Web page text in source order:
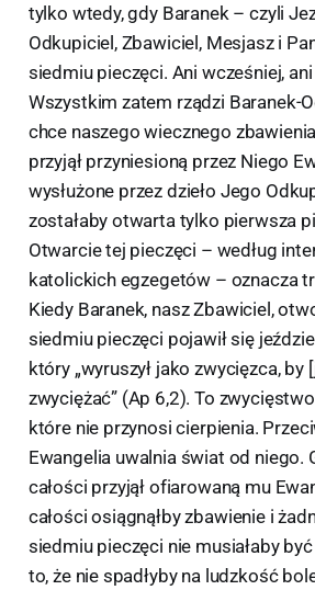
tylko wtedy, gdy Baranek – czyli
Odkupiciel, Zbawiciel, Mesjasz i
siedmiu pieczęci. Ani wcześniej,
Wszystkim zatem rządzi Baranek-
chce naszego wiecznego
przyjął przyniesioną przez Niego
wysłużone przez dzieło Jego
zostałaby otwarta tylko pierwsza
Otwarcie tej pieczęci – według
katolickich egzegetów – oznacza
Kiedy Baranek, nasz Zbawiciel,
siedmiu pieczęci pojawił się
który „wyruszył jako zwycięzca, by
zwyciężać” (Ap 6,2). To
które nie przynosi cierpienia.
Ewangelia uwalnia świat od niego.
całości przyjął ofiarowaną mu
całości osiągnąłby zbawienie i
siedmiu pieczęci nie musiałaby
to, że nie spadłyby na ludzkość